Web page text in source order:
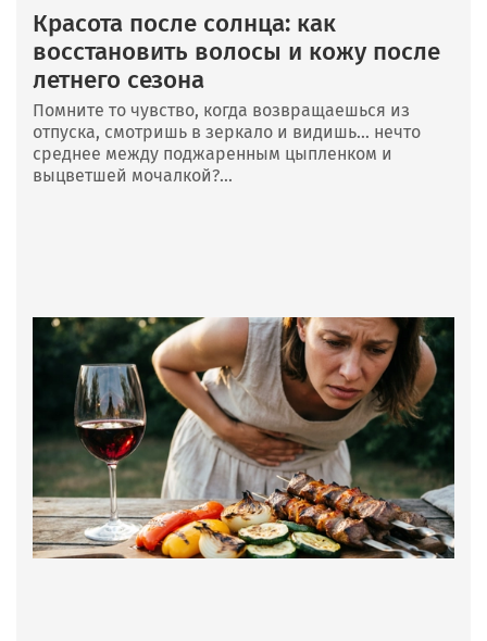
Красота после солнца: как
восстановить волосы и кожу после
летнего сезона
Помните то чувство, когда возвращаешься из
отпуска, смотришь в зеркало и видишь… нечто
среднее между поджаренным цыпленком и
выцветшей мочалкой?...